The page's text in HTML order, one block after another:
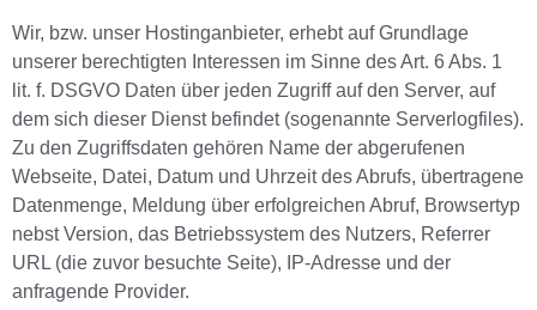
Wir, bzw. unser Hostinganbieter, erhebt auf Grundlage
unserer berechtigten Interessen im Sinne des Art. 6 Abs. 1
lit. f. DSGVO Daten über jeden Zugriff auf den Server, auf
dem sich dieser Dienst befindet (sogenannte Serverlogfiles).
Zu den Zugriffsdaten gehören Name der abgerufenen
Webseite, Datei, Datum und Uhrzeit des Abrufs, übertragene
Datenmenge, Meldung über erfolgreichen Abruf, Browsertyp
nebst Version, das Betriebssystem des Nutzers, Referrer
URL (die zuvor besuchte Seite), IP-Adresse und der
anfragende Provider.